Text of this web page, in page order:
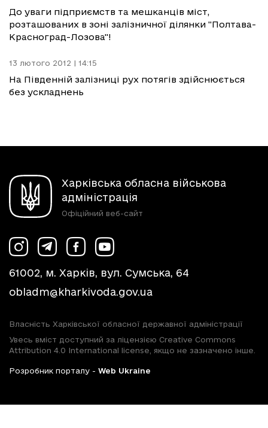
До уваги підприємств та мешканців міст,
розташованих в зоні залізничної ділянки "Полтава-
Красноград-Лозова"!
13 лютого 2012 | 14:15
На Південній залізниці рух потягів здійснюється
без ускладнень
Харківська обласна військова
адміністрація
Офіційний веб-сайт
61002, м. Харків, вул. Сумська, 64
obladm@kharkivoda.gov.ua
Власність Харківської обласної державної адміністрації
Увесь вміст доступний за ліцензією Creative Commons
Attribution 4.0 International license, якщо не зазначено інше.
Розробник порталу - Web Ukraine